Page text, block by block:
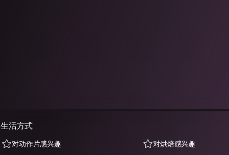
生活方式
对动作片感兴趣 对烘焙感兴趣